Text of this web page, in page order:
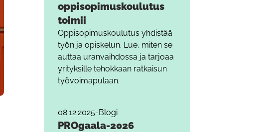
oppisopimuskoulutus
toimii
Oppisopimuskoulutus yhdistää
työn ja opiskelun. Lue, miten se
auttaa uranvaihdossa ja tarjoaa
yrityksille tehokkaan ratkaisun
työvoimapulaan.
08.12.2025-Blogi
PROgaala-2026